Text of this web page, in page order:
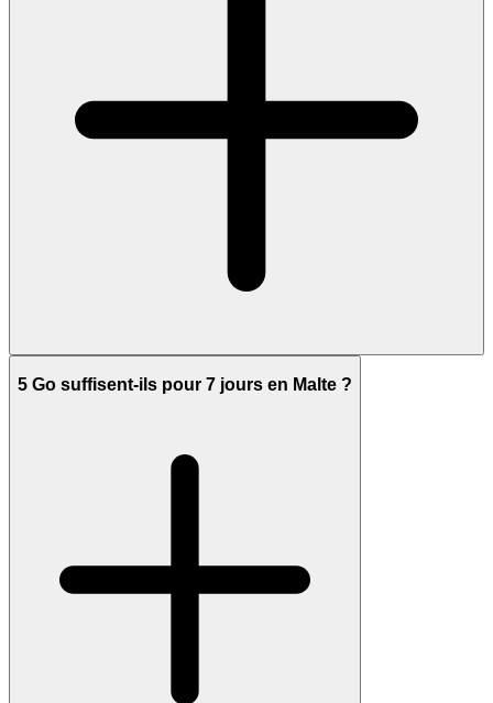
5 Go suffisent-ils pour 7 jours en Malte ?